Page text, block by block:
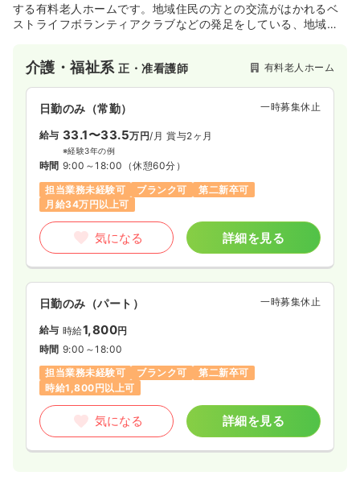
する有料老人ホームです。地域住民の方との交流がはかれるベ
ストライフボランティアクラブなどの発足をしている、地域密
介護・福祉系正・准看護師 有料老人ホーム
日勤のみ（常勤） 一時募集休止
給与 33.1〜33.5万円/月 賞与2ヶ月
※経験3年の例
時間 9:00～18:00 （休憩60分）
担当業務未経験可
ブランク可
第二新卒可
月給34万円以上可
気になる 詳細を見る
日勤のみ（パート） 一時募集休止
給与 時給1,800円
時間 9:00～18:00
担当業務未経験可
ブランク可
第二新卒可
時給1,800円以上可
気になる 詳細を見る